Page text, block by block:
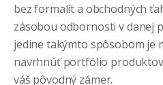
bez formalít a obchodných
zásobou odbornosti v danej
jedine takýmto spôsobom je
navrhnúť portfólio
váš pôvodný zámer.